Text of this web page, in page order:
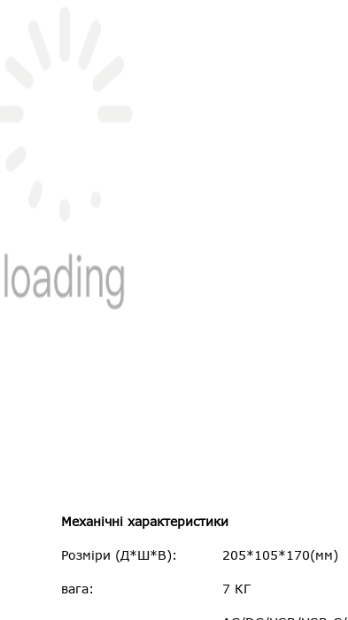
Механічні характеристики
Розміри (Д*Ш*В): 205*105*170(мм)
вага: 7 КГ